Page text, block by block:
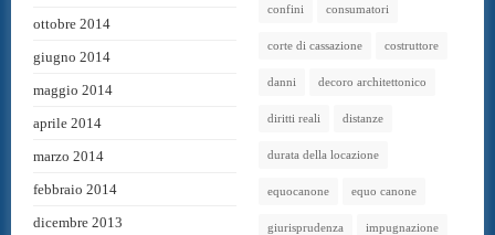
ottobre 2014
giugno 2014
maggio 2014
aprile 2014
marzo 2014
febbraio 2014
dicembre 2013
confini consumatori
corte di cassazione costruttore
danni decoro architettonico
diritti reali distanze
durata della locazione
equocanone equo canone
giurisprudenza impugnazione